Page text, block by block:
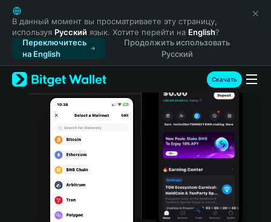
English
日本語
Tiếng Việt
Русский
Español (Latinoamérica)
Türkçe
Italiano
Português (Portugal)
Bahasa Indonesia
В данный момент вы просматриваете эту страницу,
используя Русский язык. Хотите перейти на English?
Переключитесь
на English
Продолжить использовать
Русский
Скачать